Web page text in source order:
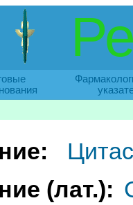
(лат.):